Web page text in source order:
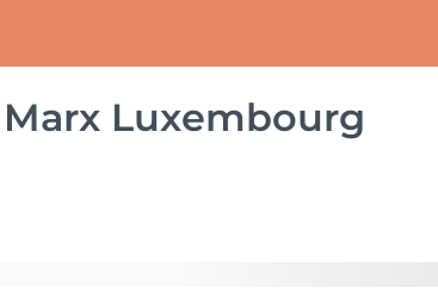
Luxembourg